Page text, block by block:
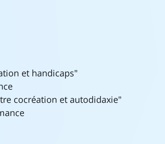
et handicaps"
cocréation et autodidaxie"